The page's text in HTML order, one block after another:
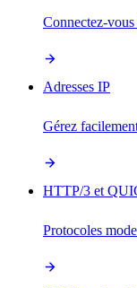
Connectez-
Adresses IP
Gérez
HTTP/3 et
Protocoles